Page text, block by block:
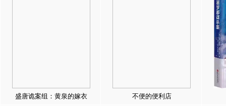
盛唐诡案组：黄泉的嫁衣 不便的便利店